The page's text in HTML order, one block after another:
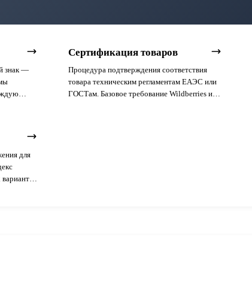
знак —
Сертификация товаров
Процедура подтверждения соответствия
товара техническим регламентам ЕАЭС или
ГОСТам. Базовое требование Wildberries и
для